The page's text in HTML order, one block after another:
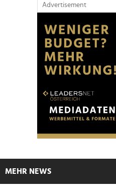
Advertisement
MEHR NEWS